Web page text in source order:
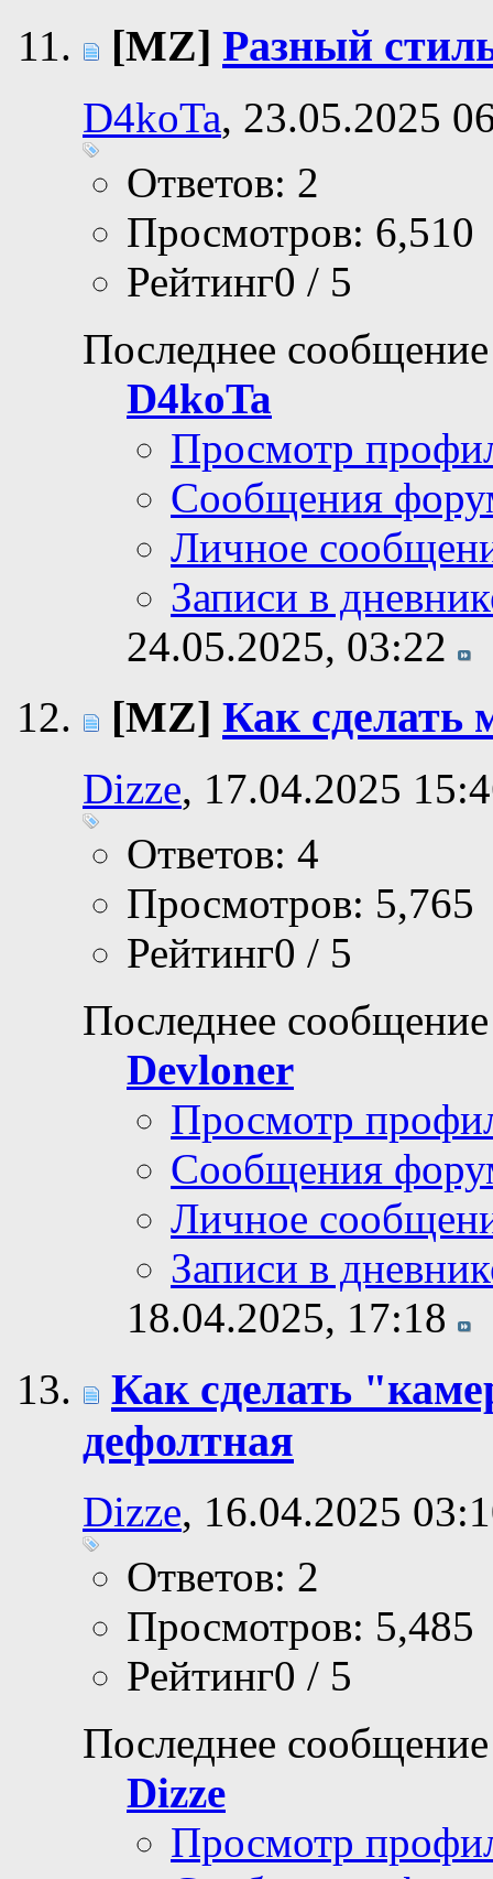
[MZ] Разный
D4koTa, 23.05.2025
Ответов: 2
Просмотров: 6,510
Рейтинг0 / 5
Последнее
D4koTa
Просмотр
Сообщения
Личное
Записи в
24.05.2025, 03:22
[MZ] Как
Dizze, 17.04.2025
Ответов: 4
Просмотров: 5,765
Рейтинг0 / 5
Последнее
Devloner
Просмотр
Сообщения
Личное
Записи в
18.04.2025, 17:18
Как сделать
дефолтная
Dizze, 16.04.2025
Ответов: 2
Просмотров: 5,485
Рейтинг0 / 5
Последнее
Dizze
Просмотр